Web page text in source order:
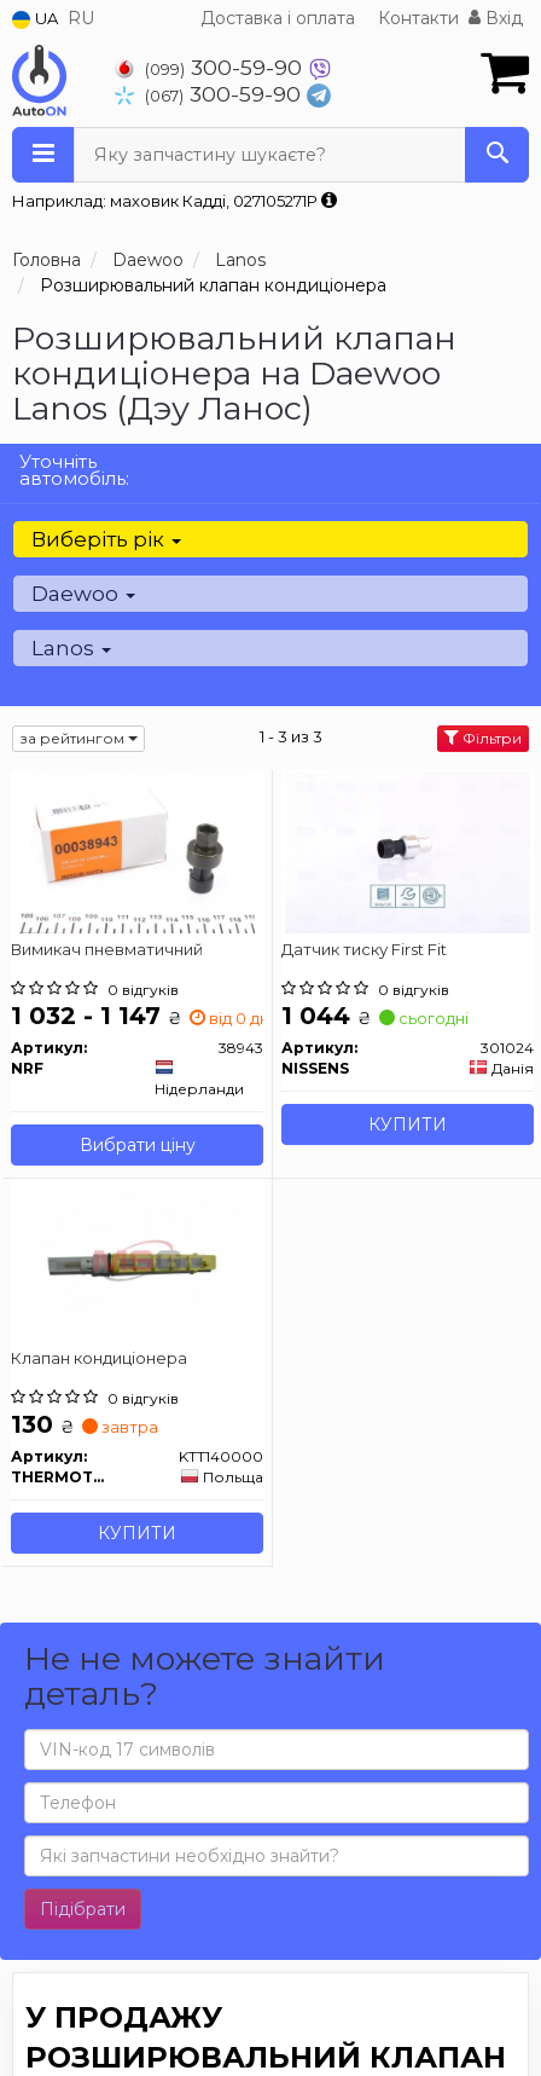
UA RU Доставка і оплата Контакти Вхід
(099) 300-59-90
(067) 300-59-90
Яку запчастину шукаєте?
Наприклад: маховик Кадді, 027105271P
Головна Daewoo
Lanos
Розширювальний клапан кондиціонера
Розширювальний клапан
кондиціонера на Daewoo
Lanos (Дэу Ланос)
Уточніть
автомобіль:
Виберіть рік
Daewoo
Lanos
за рейтингом 1 - 3 из 3 Фільтри
Вимикач пневматичний
0 відгуків
1 032 - 1 147 ₴ від 0 дн.
Артикул:
38943
NRF
Нідерланди
Вибрати ціну
Датчик тиску First Fit
0 відгуків
1 044 ₴ сьогодні
Артикул:
301024
NISSENS
Данія
КУПИТИ
Клапан кондиціонера
0 відгуків
130 ₴ завтра
Артикул:
KTT140000
THERMOTEC
Польща
КУПИТИ
Не не можете знайти
деталь?
Підібрати
У ПРОДАЖУ
РОЗШИРЮВАЛЬНИЙ КЛАПАН